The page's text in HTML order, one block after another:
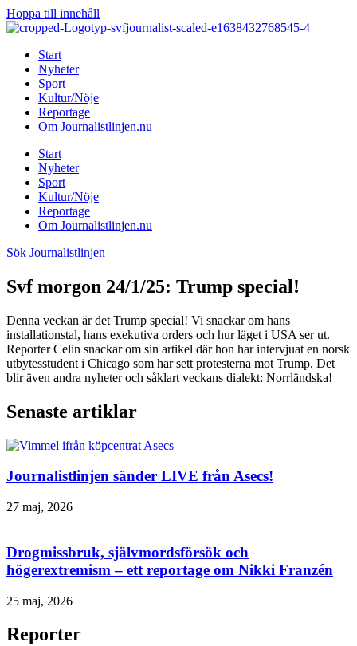
Hoppa till innehåll
Start
Nyheter
Sport
Kultur/Nöje
Reportage
Om Journalistlinjen.nu
Start
Nyheter
Sport
Kultur/Nöje
Reportage
Om Journalistlinjen.nu
Sök Journalistlinjen
Svf morgon 24/1/25: Trump special!
Denna veckan är det Trump special! Vi snackar om hans
installationstal, hans exekutiva orders och hur läget i USA ser ut.
Reporter Celin snackar om sin artikel där hon har intervjuat en norsk
utbytesstudent i Chicago som har sett protesterna mot Trump. Det
blir även andra nyheter och såklart veckans dialekt: Norrländska!
Senaste artiklar
Journalistlinjen sänder LIVE från Asecs!
27 maj, 2026
Drogmissbruk, självmordsförsök och
högerextremism – ett reportage om Nikki Franzén
25 maj, 2026
Reporter